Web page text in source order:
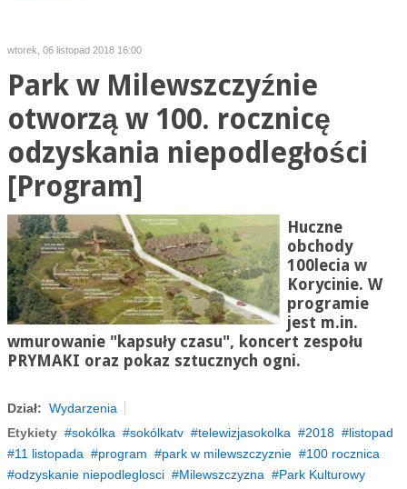
wtorek, 06 listopad 2018 16:00
Park w Milewszczyźnie
otworzą w 100. rocznicę
odzyskania niepodległości
[Program]
Huczne
obchody
100lecia w
Korycinie. W
programie
jest m.in.
wmurowanie "kapsuły czasu", koncert zespołu
PRYMAKI oraz pokaz sztucznych ogni.
Dział: Wydarzenia
Etykiety
sokólka sokólkatv telewizjasokolka 2018
listopad
11 listopada
program park w milewszczyznie
100 rocznica
odzyskanie niepodleglosci
Milewszczyzna
Park Kulturowy